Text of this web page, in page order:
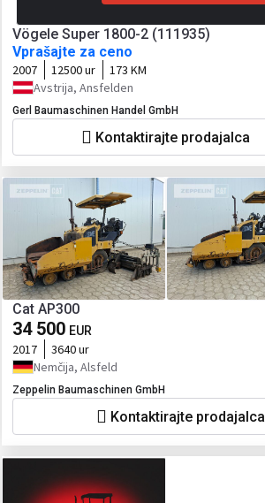
Vögele Super 1800-2 (111935)
Vprašajte za ceno
2007 12500 ur
173 KM
Avstrija, Ansfelden
Gerl Baumaschinen Handel GmbH
Kontaktirajte prodajalca
Cat AP300
34 500 EUR
2017
3640 ur
Nemčija, Alsfeld
Zeppelin Baumaschinen GmbH
Kontaktirajte prodajalca